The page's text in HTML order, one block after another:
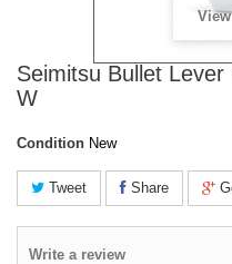
Seimitsu Bullet
W
Condition New
Tweet Share
Write a review